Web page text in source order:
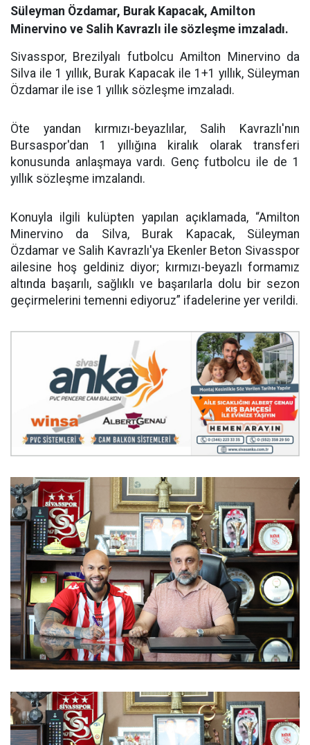
Süleyman Özdamar, Burak Kapacak, Amilton
Minervino ve Salih Kavrazlı ile sözleşme imzaladı.
Sivasspor, Brezilyalı futbolcu Amilton Minervino da
Silva ile 1 yıllık, Burak Kapacak ile 1+1 yıllık, Süleyman
Özdamar ile ise 1 yıllık sözleşme imzaladı.
Öte yandan kırmızı-beyazlılar, Salih Kavrazlı'nın
Bursaspor'dan 1 yıllığına kiralık olarak transferi
konusunda anlaşmaya vardı. Genç futbolcu ile de 1
yıllık sözleşme imzalandı.
Konuyla ilgili kulüpten yapılan açıklamada, “Amilton
Minervino da Silva, Burak Kapacak, Süleyman
Özdamar ve Salih Kavrazlı'ya Ekenler Beton Sivasspor
ailesine hoş geldiniz diyor; kırmızı-beyazlı formamız
altında başarılı, sağlıklı ve başarılarla dolu bir sezon
geçirmelerini temenni ediyoruz” ifadelerine yer verildi.